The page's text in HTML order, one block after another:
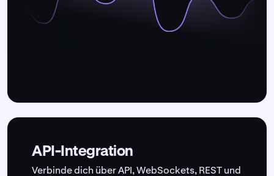
API-Integration
Verbinde dich über API, WebSockets, REST und